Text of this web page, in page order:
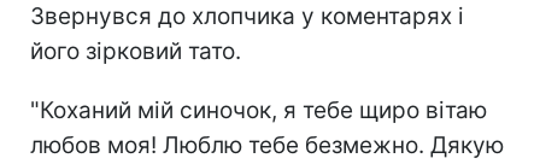
Звернувся до хлопчика у коментарях і
його зірковий тато.
"Коханий мій синочок, я тебе щиро вітаю
любов моя! Люблю тебе безмежно. Дякую